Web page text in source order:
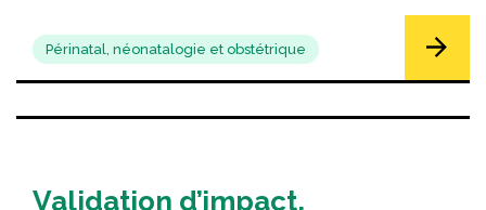
Périnatal, néonatalogie et obstétrique
Validation d’impact,